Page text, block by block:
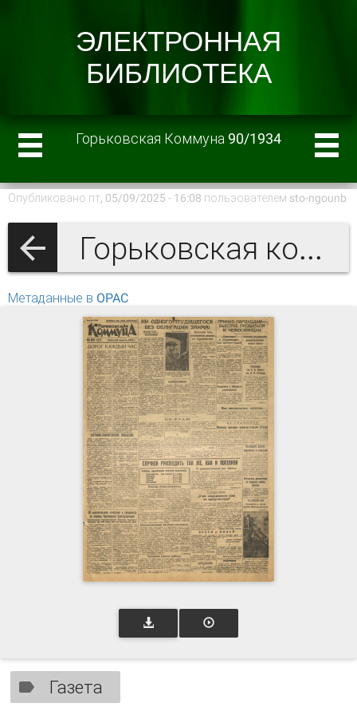
Горьковская Коммуна 90/1934
Опубликовано пт, 05/09/2025 - 16:08 пользователем sto-ngounb
Горьковская коммуна 1934 г.
Метаданные в OPAC
Газета